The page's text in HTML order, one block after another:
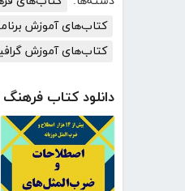
کتاب‌های آموزش
کتاب‌های آموزش
دانلود کتاب